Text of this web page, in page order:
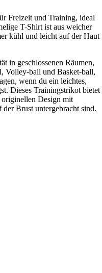
Freizeit und Training, ideal
T-Shirt ist aus weicher
kühl und leicht auf der Haut
in geschlossenen Räumen,
Volley-ball und Basket-ball,
wenn du ein leichtes,
Dieses Trainingstrikot bietet
Design mit
Brust untergebracht sind.